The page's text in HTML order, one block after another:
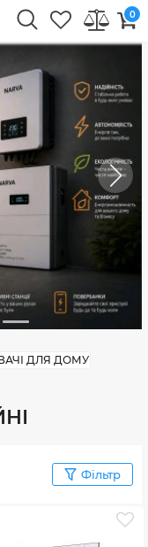
0
ДЛЯ ДОМУ
Фільтр